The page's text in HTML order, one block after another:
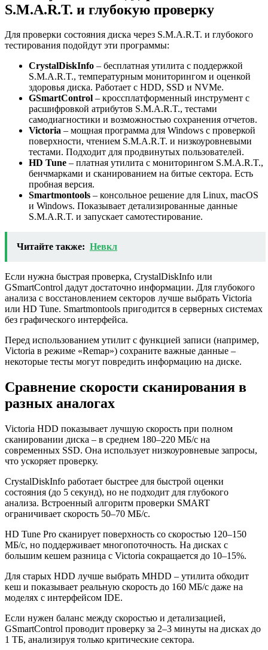
S.M.A.R.T. и глубокую проверку
Для проверки состояния диска через S.M.A.R.T. и глубокого
тестирования подойдут эти программы:
CrystalDiskInfo – бесплатная утилита с поддержкой
S.M.A.R.T., температурным мониторингом и оценкой
здоровья диска. Работает с HDD, SSD и NVMe.
GSmartControl – кроссплатформенный инструмент с
расшифровкой атрибутов S.M.A.R.T., тестами
самодиагностики и возможностью сохранения отчетов.
Victoria – мощная программа для Windows с проверкой
поверхности, чтением S.M.A.R.T. и низкоуровневыми
тестами. Подходит для продвинутых пользователей.
HD Tune – платная утилита с мониторингом S.M.A.R.T.,
бенчмарками и сканированием на битые сектора. Есть
пробная версия.
Smartmontools – консольное решение для Linux, macOS
и Windows. Показывает детализированные данные
S.M.A.R.T. и запускает самотестирование.
Читайте также: Невкл
Если нужна быстрая проверка, CrystalDiskInfo или
GSmartControl дадут достаточно информации. Для глубокого
анализа с восстановлением секторов лучше выбрать Victoria
или HD Tune. Smartmontools пригодится в серверных системах
без графического интерфейса.
Перед использованием утилит с функцией записи (например,
Victoria в режиме «Remap») сохраните важные данные –
некоторые тесты могут повредить информацию на диске.
Сравнение скорости сканирования в
разных аналогах
Victoria HDD показывает лучшую скорость при полном
сканировании диска – в среднем 180–220 МБ/с на
современных SSD. Она использует низкоуровневые запросы,
что ускоряет проверку.
CrystalDiskInfo работает быстрее для быстрой оценки
состояния (до 5 секунд), но не подходит для глубокого
анализа. Встроенный алгоритм проверки SMART
ограничивает скорость 50–70 МБ/с.
HD Tune Pro сканирует поверхность со скоростью 120–150
МБ/с, но поддерживает многопоточность. На дисках с
большим кешем разница с Victoria сокращается до 10–15%.
Для старых HDD лучше выбрать MHDD – утилита обходит
кеш и показывает реальную скорость до 160 МБ/с даже на
моделях с интерфейсом IDE.
Если нужен баланс между скоростью и детализацией,
GSmartControl проводит проверку за 2–3 минуты на дисках до
1 ТБ, анализируя только критические сектора.